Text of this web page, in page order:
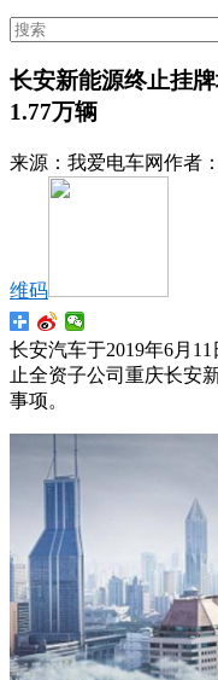
长安新能源终止挂
1.77万辆
来源： 我爱电车网作者：
维码
长安汽车于2019年6月
止全资子公司重庆长安
事项。